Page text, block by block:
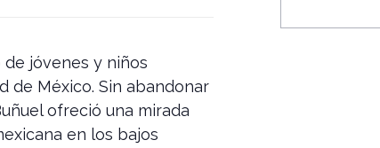
jóvenes y niños
de México. Sin abandonar
ofreció una mirada
en los bajos